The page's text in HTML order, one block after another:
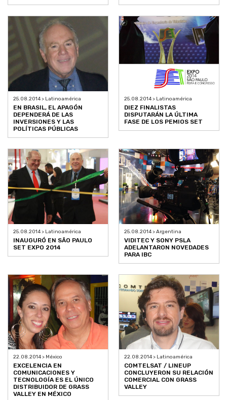
25.08.2014 > Latinoamérica
EN BRASIL, EL APAGÓN
DEPENDERÁ DE LAS
INVERSIONES Y LAS
POLÍTICAS PÚBLICAS
25.08.2014 > Latinoamérica
DIEZ FINALISTAS
DISPUTARÁN LA ÚLTIMA
FASE DE LOS PEMIOS SET
25.08.2014 > Latinoamérica
INAUGURÓ EN SÃO PAULO
SET EXPO 2014
25.08.2014 > Argentina
VIDITEC Y SONY PSLA
ADELANTARON NOVEDADES
PARA IBC
22.08.2014 > México
EXCELENCIA EN
COMUNICACIONES Y
TECNOLOGÍA ES EL ÚNICO
DISTRIBUIDOR DE GRASS
VALLEY EN MÉXICO
22.08.2014 > Latinoamérica
COMTELSAT / LINEUP
CONCLUYERON SU RELACIÓN
COMERCIAL CON GRASS
VALLEY